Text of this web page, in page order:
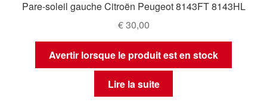
Pare-soleil gauche Citroën Peugeot 8143FT 8143HL
€30,00
Avertir lorsque le produit est en stock
Lire la suite